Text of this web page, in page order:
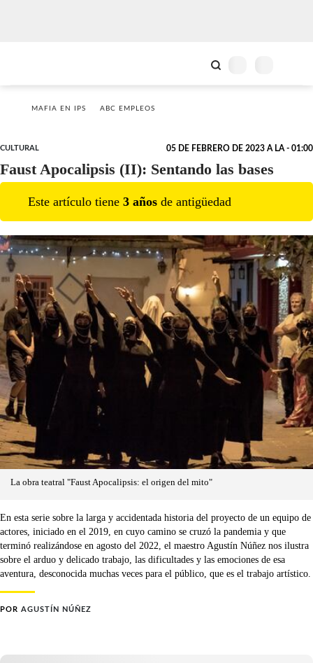
MAFIA EN IPS ABC EMPLEOS
CULTURAL 05 DE FEBRERO DE 2023 A LA - 01:00
Faust Apocalipsis (II): Sentando las bases
Este artículo tiene 3 años de antigüedad
La obra teatral "Faust Apocalipsis: el origen del mito"
En esta serie sobre la larga y accidentada historia del proyecto de un equipo de
actores, iniciado en el 2019, en cuyo camino se cruzó la pandemia y que
terminó realizándose en agosto del 2022, el maestro Agustín Núñez nos ilustra
sobre el arduo y delicado trabajo, las dificultades y las emociones de esa
aventura, desconocida muchas veces para el público, que es el trabajo artístico.
POR AGUSTÍN NÚÑEZ